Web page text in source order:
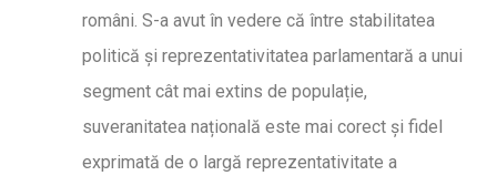
români. S-a avut în vedere că între stabilitatea
politică și reprezentativitatea parlamentară a unui
segment cât mai extins de populație,
suveranitatea națională este mai corect și fidel
exprimată de o largă reprezentativitate a